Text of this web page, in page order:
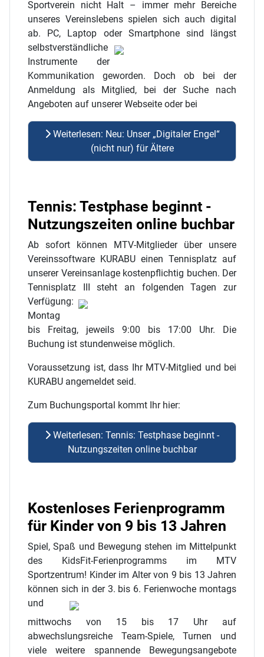
Sportverein nicht Halt – immer mehr Bereiche
unseres Vereinslebens spielen sich auch digital
ab. PC, Laptop oder Smartphone sind längst
selbstverständliche
Instrumente der
Kommunikation geworden. Doch ob bei der
Anmeldung als Mitglied, bei der Suche nach
Angeboten auf unserer Webseite oder bei
Weiterlesen: Neu: Unser „Digitaler Engel“
(nicht nur) für Ältere
Tennis: Testphase beginnt -
Nutzungszeiten online buchbar
Ab sofort können MTV-Mitglieder über unsere
Vereinssoftware KURABU einen Tennisplatz auf
unserer Vereinsanlage kostenpflichtig buchen. Der
Tennisplatz III steht an folgenden Tagen zur
Verfügung:
Montag
bis Freitag, jeweils 9:00 bis 17:00 Uhr. Die
Buchung ist stundenweise möglich.
Voraussetzung ist, dass Ihr MTV-Mitglied und bei
KURABU angemeldet seid.
Zum Buchungsportal kommt Ihr hier:
Weiterlesen: Tennis: Testphase beginnt -
Nutzungszeiten online buchbar
Kostenloses Ferienprogramm
für Kinder von 9 bis 13 Jahren
Spiel, Spaß und Bewegung stehen im Mittelpunkt
des KidsFit-Ferienprogramms im MTV
Sportzentrum! Kinder im Alter von 9 bis 13 Jahren
können sich in der 3. bis 6. Ferienwoche montags
und
mittwochs von 15 bis 17 Uhr auf
abwechslungsreiche Team-Spiele, Turnen und
viele weitere spannende Bewegungsangebote